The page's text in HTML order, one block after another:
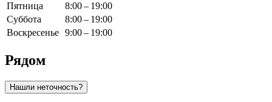
Пятница
8:00 – 19:00
Суббота
8:00 – 19:00
Воскресенье 9:00 – 19:00
Рядом
Нашли неточность?